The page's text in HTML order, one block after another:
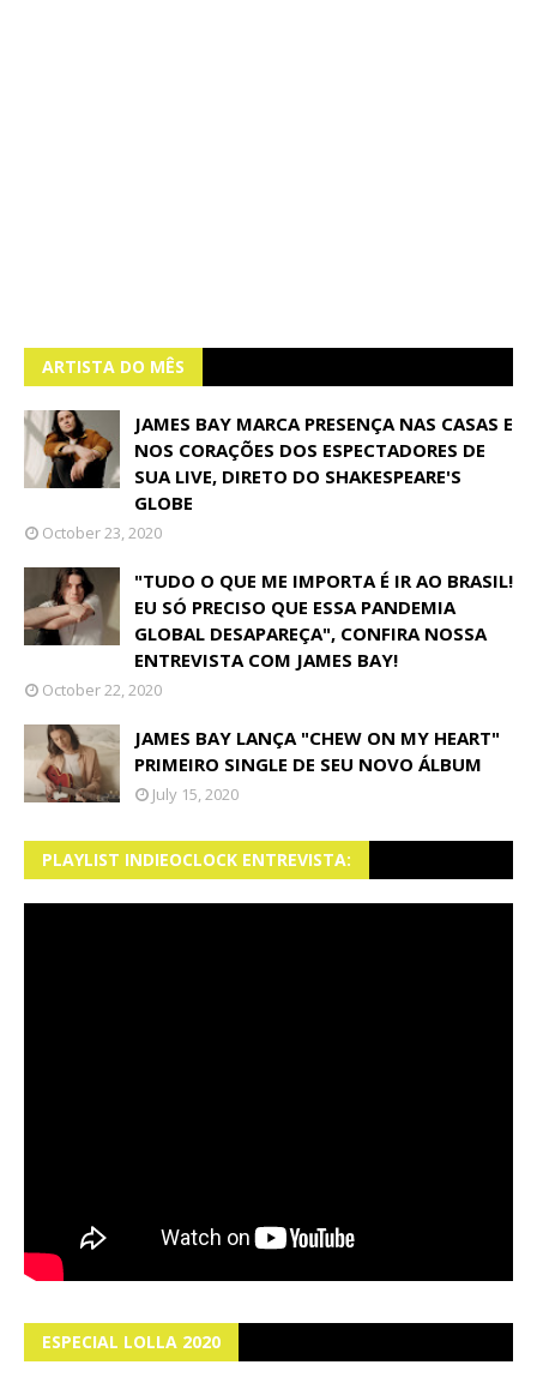
ARTISTA DO MÊS
JAMES BAY MARCA PRESENÇA NAS CASAS E
NOS CORAÇÕES DOS ESPECTADORES DE
SUA LIVE, DIRETO DO SHAKESPEARE'S
GLOBE
October 23, 2020
"TUDO O QUE ME IMPORTA É IR AO BRASIL!
EU SÓ PRECISO QUE ESSA PANDEMIA
GLOBAL DESAPAREÇA", CONFIRA NOSSA
ENTREVISTA COM JAMES BAY!
October 22, 2020
JAMES BAY LANÇA "CHEW ON MY HEART"
PRIMEIRO SINGLE DE SEU NOVO ÁLBUM
July 15, 2020
PLAYLIST INDIEOCLOCK ENTREVISTA:
ESPECIAL LOLLA 2020